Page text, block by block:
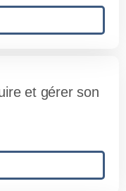
et gérer son